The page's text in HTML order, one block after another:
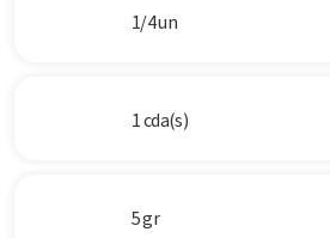
1/4 un
1 cda(s)
5 gr